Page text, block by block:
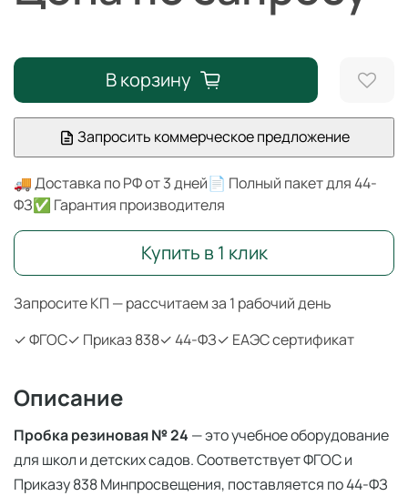
Запросите КП — рассчитаем за 1 рабочий день
✓ ФГОС✓ Приказ 838✓ 44-ФЗ✓ ЕАЭС сертификат
В корзину
Запросить коммерческое предложение
🚚 Доставка по РФ от 3 дней📄 Полный пакет для 44-
ФЗ✅ Гарантия производителя
Купить в 1 клик
Описание
Пробка резиновая № 24 — это учебное оборудование
для школ и детских садов. Соответствует ФГОС и
Приказу 838 Минпросвещения, поставляется по 44-ФЗ